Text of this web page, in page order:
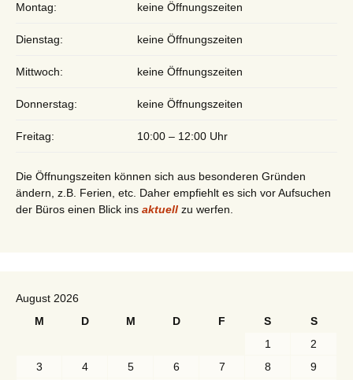
Montag: keine Öffnungszeiten
Dienstag: keine Öffnungszeiten
Mittwoch: keine Öffnungszeiten
Donnerstag: keine Öffnungszeiten
Freitag: 10:00 – 12:00 Uhr
Die Öffnungszeiten können sich aus besonderen Gründen
ändern, z.B. Ferien, etc. Daher empfiehlt es sich vor Aufsuchen
der Büros einen Blick ins aktuell zu werfen.
August 2026
M
D M D F S
S
1
2
3
4 5 6 7 8
9